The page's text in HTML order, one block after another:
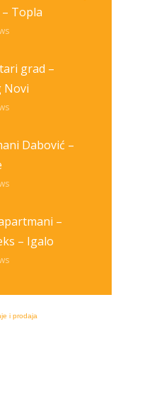
Topla
grad –
Novi
Dabović –
–
– Igalo